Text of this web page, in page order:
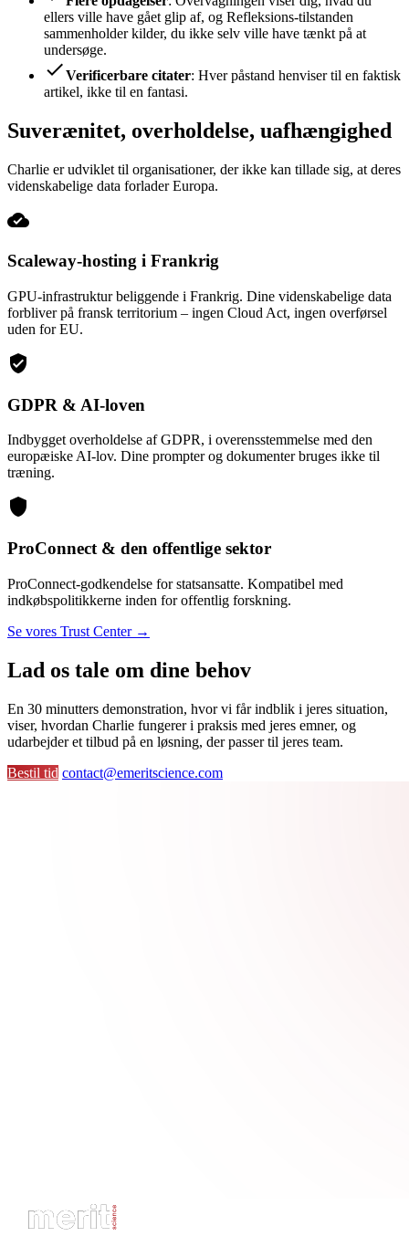
ellers ville have gået glip af, og Refleksions-tilstanden
sammenholder kilder, du ikke selv ville have tænkt på at
undersøge.
checkVerificerbare citater: Hver påstand henviser til en faktisk
artikel, ikke til en fantasi.
Suverænitet, overholdelse, uafhængighed
Charlie er udviklet til organisationer, der ikke kan tillade sig, at deres
videnskabelige data forlader Europa.
cloud_done
Scaleway-hosting i Frankrig
GPU-infrastruktur beliggende i Frankrig. Dine videnskabelige data
forbliver på fransk territorium – ingen Cloud Act, ingen overførsel
uden for EU.
verified_user
GDPR & AI-loven
Indbygget overholdelse af GDPR, i overensstemmelse med den
europæiske AI-lov. Dine prompter og dokumenter bruges ikke til
træning.
shield
ProConnect & den offentlige sektor
ProConnect-godkendelse for statsansatte. Kompatibel med
indkøbspolitikkerne inden for offentlig forskning.
Se vores Trust Center →
Lad os tale om dine behov
En 30 minutters demonstration, hvor vi får indblik i jeres situation,
viser, hvordan Charlie fungerer i praksis med jeres emner, og
udarbejder et tilbud på en løsning, der passer til jeres team.
Bestil tid contact@emeritscience.com